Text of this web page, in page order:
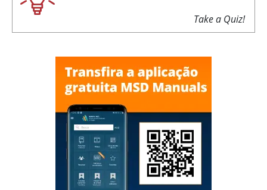
Take a Quiz!